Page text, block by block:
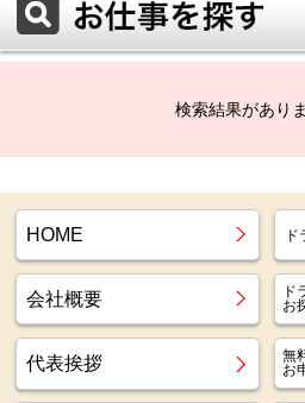
検索結果があり
HOME
会社概要
ド
お
代表挨拶
無
お